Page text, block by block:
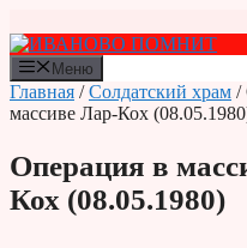
к
содержимому
Меню
Главная /Солдатский храм /
массиве Лар-Кох
Операция в
Кох (08.05.1980)